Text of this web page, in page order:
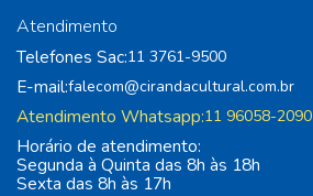
Atendimento
Telefones Sac:11 3761-9500
E-mail:falecom@cirandacultural.com.br
Atendimento Whatsapp:11 96058-2090
Horário de atendimento:
Segunda à Quinta das 8h às 18h
Sexta das 8h às 17h